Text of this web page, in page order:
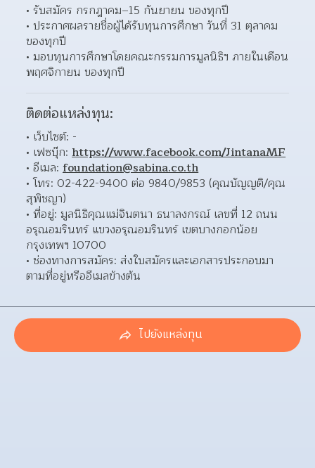
รับสมัคร กรกฎาคม–15 กันยายน ของทุกปี
ประกาศผลรายชื่อผู้ได้รับทุนการศึกษา วันที่ 31 ตุลาคม
ของทุกปี
มอบทุนการศึกษาโดยคณะกรรมการมูลนิธิฯ ภายในเดือน
พฤศจิกายน ของทุกปี
ติดต่อแหล่งทุน:
เว็บไซต์: -
เฟซบุ๊ก: https://www.facebook.com/JintanaMF
อีเมล: foundation@sabina.co.th
โทร: 02-422-9400 ต่อ 9840/9853 (คุณบัญญติ/คุณ
สุพิชญา)
ที่อยู่: มูลนิธิคุณแม่จินตนา ธนาลงกรณ์ เลขที่ 12 ถนน
อรุณอมรินทร์ แขวงอรุณอมรินทร์ เขตบางกอกน้อย
กรุงเทพฯ 10700
ช่องทางการสมัคร: ส่งใบสมัครและเอกสารประกอบมา
ตามที่อยู่หรืออีเมลข้างต้น
ไปยังแหล่งทุน